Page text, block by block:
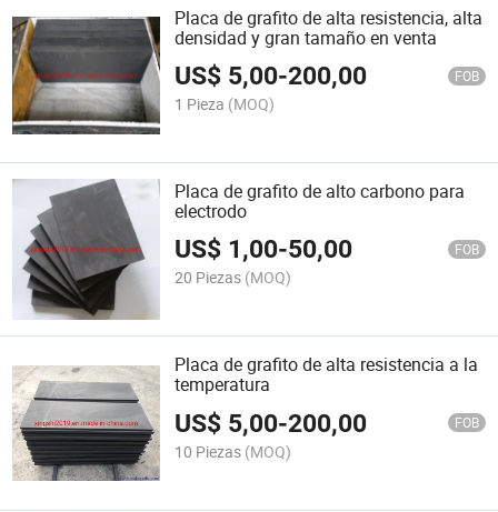
Placa de grafito de alta resistencia, alta
densidad y gran tamaño en venta
US$ 5,00-200,00 FOB
1 Pieza (MOQ)
Placa de grafito de alto carbono para
electrodo
US$ 1,00-50,00 FOB
20 Piezas (MOQ)
Placa de grafito de alta resistencia a la
temperatura
US$ 5,00-200,00 FOB
10 Piezas (MOQ)